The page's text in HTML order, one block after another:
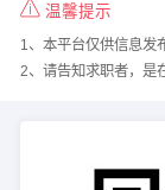
温馨提示
1、本平台仅供信息发
2、请告知求职者，是